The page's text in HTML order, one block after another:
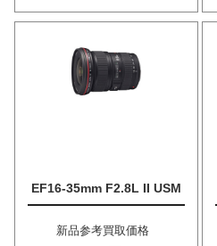
EF16-35mm F2.8L II USM
新品参考買取価格